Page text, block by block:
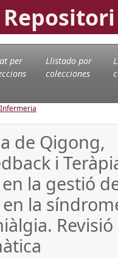
Repositori
per
Llistado por
colecciones
Infermeria
de Qigong,
i
la gestió
la
Revisió